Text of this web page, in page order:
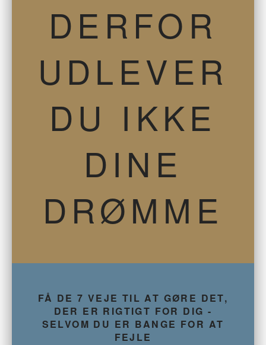
DERFOR
UDLEVER
DU IKKE
DINE
DRØMME
FÅ DE 7 VEJE TIL AT GØRE DET,
DER ER RIGTIGT FOR DIG -
SELVOM DU ER BANGE FOR AT
FEJLE